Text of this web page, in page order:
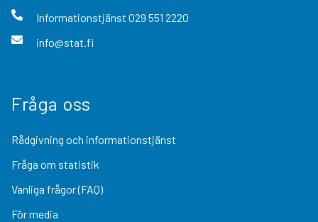
Informationstjänst 029 551 2220
info@stat.fi
Fråga oss
Rådgivning och informationstjänst
Fråga om statistik
Vanliga frågor (FAQ)
För media